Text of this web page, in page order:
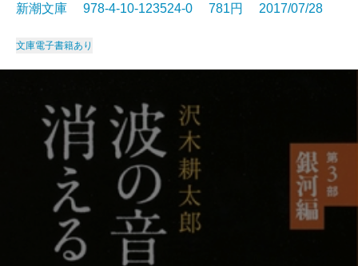
新潮文庫 978-4-10-123524-0 781円 2017/07/28
文庫電子書籍あり